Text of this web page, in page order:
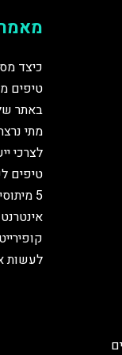
כיצד
טיפים
באתר
מתי
לצרכי
טיפים
5
אינטרנט
לעשות